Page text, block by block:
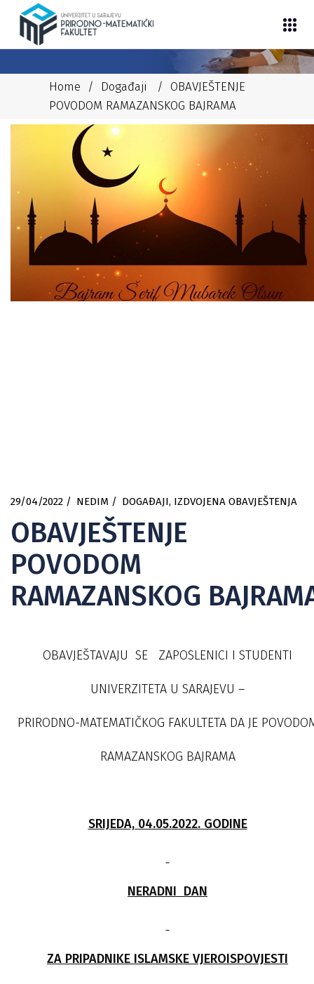
Home / Događaji / OBAVJEŠTENJE
POVODOM RAMAZANSKOG BAJRAMA
29/04/2022 NEDIM DOGAĐAJI, IZDVOJENA OBAVJEŠTENJA
OBAVJEŠTENJE
POVODOM
RAMAZANSKOG
OBAVJEŠTAVAJU SE ZAPOSLENICI I STUDENTI
UNIVERZITETA U SARAJEVU –
PRIRODNO-MATEMATIČKOG FAKULTETA DA JE
RAMAZANSKOG BAJRAMA
SRIJEDA, 04.05.2022. GODINE
NERADNI DAN
ZA PRIPADNIKE ISLAMSKE VJEROISPOVJESTI